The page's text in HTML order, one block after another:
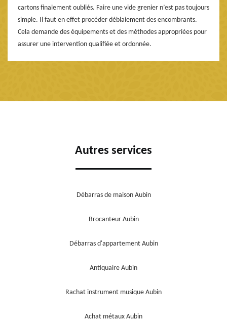
cartons finalement oubliés. Faire une vide grenier n’est pas toujours
simple. Il faut en effet procéder déblaiement des encombrants.
Cela demande des équipements et des méthodes appropriées pour
assurer une intervention qualifiée et ordonnée.
Autres services
Débarras de maison Aubin
Brocanteur Aubin
Débarras d'appartement Aubin
Antiquaire Aubin
Rachat instrument musique Aubin
Achat métaux Aubin